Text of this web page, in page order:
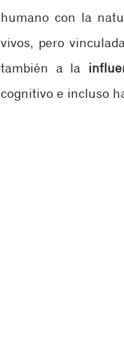
humano con la
vivos, pero
también a la
cognitivo e incluso